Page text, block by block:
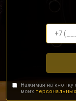
Нажимая на кнопку
моих